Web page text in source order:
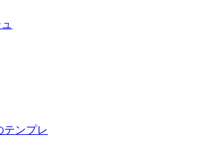
テンプレ